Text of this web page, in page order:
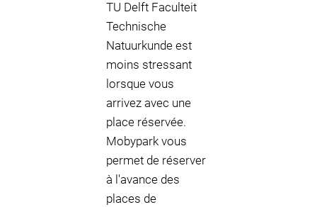
TU Delft Faculteit
Technische
Natuurkunde est
moins stressant
lorsque vous
arrivez avec une
place réservée.
Mobypark vous
permet de réserver
à l'avance des
places de